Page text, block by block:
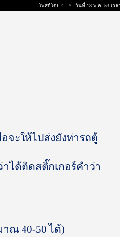
โพสต์โดย ^__^ , วันที่ 18 พ.ค. 53 เวล
จะให้ไปส่งยังท่ารถตู้
ได้ติดสติ๊กเกอร์คำว่า
ณ 40-50 ได้)